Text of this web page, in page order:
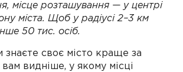
місце розташування — у центрі
міста. Щоб у радіусі 2–3 км
50 тис. осіб.
знаєте своє місто краще за
видніше, у якому місці